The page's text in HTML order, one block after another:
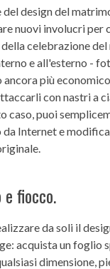
del design del
nuovi involucri per
celebrazione
e all'esterno -
più
con nastri a
caso, puoi
Internet e
fiocco.
da soli il
acquista un foglio
dimensione,